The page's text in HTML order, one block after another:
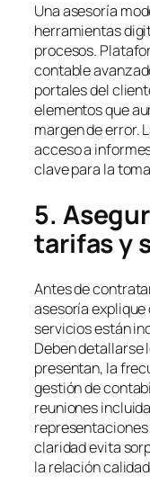
Una asesoría
herramientas
procesos.
contable
portales del
elementos que
margen de error.
acceso a
clave para la
5.
tarifas y
Antes de
asesoría
servicios están
Deben detallarse
presentan, la
gestión de
reuniones
claridad evita
la relación